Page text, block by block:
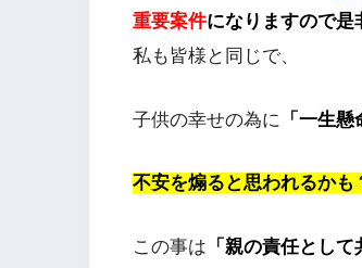
重要案件になりますので是
私も皆様と同じで、
子供の幸せの為に 「一生懸
不安を煽ると思われるかも
この事は 「 親の責任として